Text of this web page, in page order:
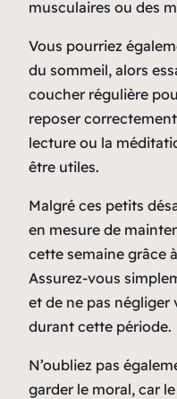
musculaires ou des
Vous pourriez
du sommeil, alors
coucher régulière
reposer
lecture ou la
être utiles.
Malgré ces petits
en mesure de
cette semaine grâce
Assurez-vous
et de ne pas négliger
durant cette période.
N’oubliez pas
garder le moral, car